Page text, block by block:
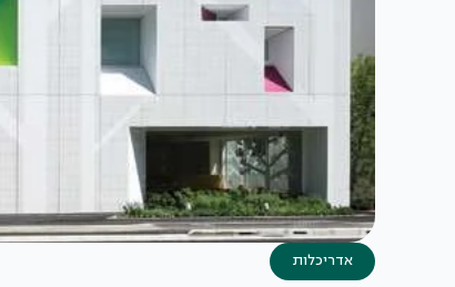
אדריכלות